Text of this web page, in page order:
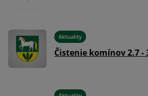
Aktuality
Čistenie komínov 2.7 -